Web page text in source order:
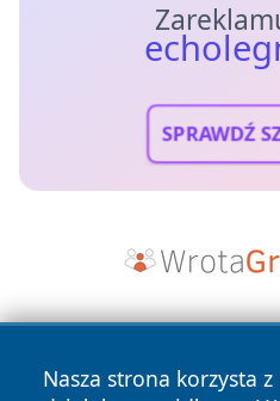
SPRAWDŹ
Nasza strona korzysta